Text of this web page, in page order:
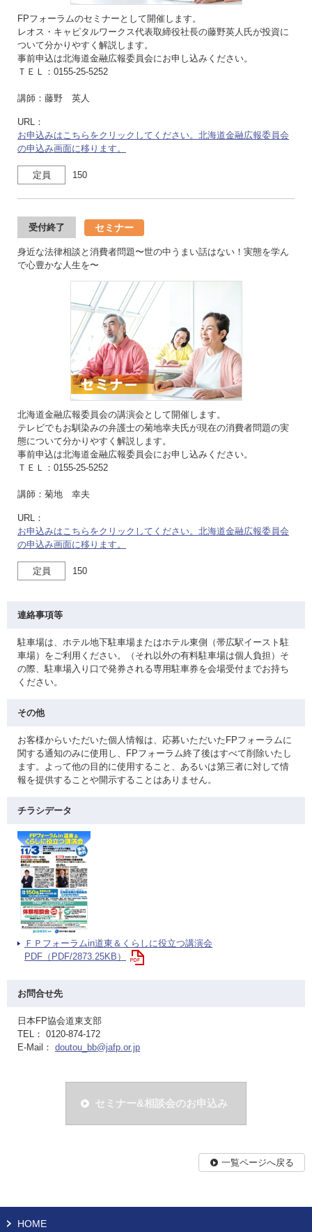
FPフォーラムのセミナーとして開催します。
レオス・キャピタルワークス代表取締役社長の藤野英人氏が投資に
ついて分かりやすく解説します。
事前申込は北海道金融広報委員会にお申し込みください。
ＴＥＬ：0155-25-5252
講師：藤野 英人
URL：
お申込みはこちらをクリックしてください。北海道金融広報委員会
の申込み画面に移ります。
定員 150
受付終了 セミナー
身近な法律相談と消費者問題〜世の中うまい話はない！実態を学ん
で心豊かな人生を〜
北海道金融広報委員会の講演会として開催します。
テレビでもお馴染みの弁護士の菊地幸夫氏が現在の消費者問題の実
態について分かりやすく解説します。
事前申込は北海道金融広報委員会にお申し込みください。
ＴＥＬ：0155-25-5252
講師：菊地 幸夫
URL：
お申込みはこちらをクリックしてください。北海道金融広報委員会
の申込み画面に移ります。
定員 150
連絡事項等
駐車場は、ホテル地下駐車場またはホテル東側（帯広駅イースト駐
車場）をご利用ください。（それ以外の有料駐車場は個人負担）そ
の際、駐車場入り口で発券される専用駐車券を会場受付までお持ち
ください。
その他
お客様からいただいた個人情報は、応募いただいたFPフォーラムに
関する通知のみに使用し、FPフォーラム終了後はすべて削除いたし
ます。よって他の目的に使用すること、あるいは第三者に対して情
報を提供することや開示することはありません。
チラシデータ
ＦＰフォーラムin道東＆くらしに役立つ講演会
PDF（PDF/2873.25KB）
お問合せ先
日本FP協会道東支部
TEL： 0120-874-172
E-Mail： doutou_bb@jafp.or.jp
セミナー&相談会のお申込み
一覧ページへ戻る
HOME